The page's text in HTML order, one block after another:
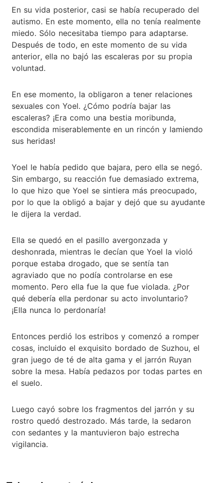
En su vida posterior, casi se había recuperado del
autismo. En este momento, ella no tenía realmente
miedo. Sólo necesitaba tiempo para adaptarse.
Después de todo, en este momento de su vida
anterior, ella no bajó las escaleras por su propia
voluntad.
En ese momento, la obligaron a tener relaciones
sexuales con Yoel. ¿Cómo podría bajar las
escaleras? ¡Era como una bestia moribunda,
escondida miserablemente en un rincón y lamiendo
sus heridas!
Yoel le había pedido que bajara, pero ella se negó.
Sin embargo, su reacción fue demasiado extrema,
lo que hizo que Yoel se sintiera más preocupado,
por lo que la obligó a bajar y dejó que su ayudante
le dijera la verdad.
Ella se quedó en el pasillo avergonzada y
deshonrada, mientras le decían que Yoel la violó
porque estaba drogado, que se sentía tan
agraviado que no podía controlarse en ese
momento. Pero ella fue la que fue violada. ¿Por
qué debería ella perdonar su acto involuntario?
¡Ella nunca lo perdonaría!
Entonces perdió los estribos y comenzó a romper
cosas, incluido el exquisito bordado de Suzhou, el
gran juego de té de alta gama y el jarrón Ruyan
sobre la mesa. Había pedazos por todas partes en
el suelo.
Luego cayó sobre los fragmentos del jarrón y su
rostro quedó destrozado. Más tarde, la sedaron
con sedantes y la mantuvieron bajo estrecha
vigilancia.